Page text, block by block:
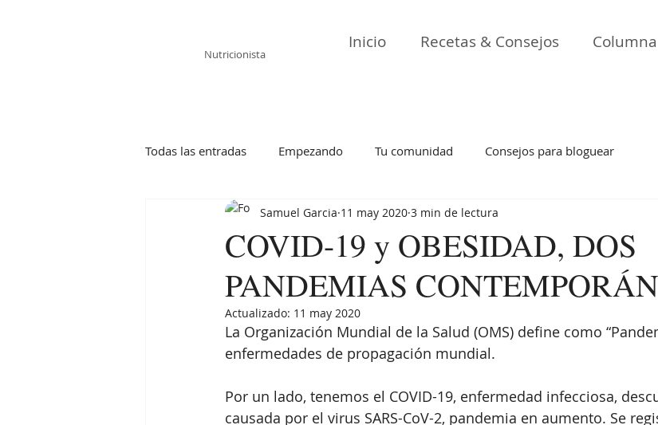
Nutricionista
Inicio Recetas & Consejos
Todas las entradas Empezando Tu comunidad Consejos para bloguear
COVID-19 y OBESIDAD, DOS
PANDEMIAS
Samuel Garcia 11 may 2020 3 min de lectura
Actualizado: 11 may 2020
La Organización Mundial de la Salud (OMS) define como
enfermedades de propagación mundial.
Por un lado, tenemos el COVID-19, enfermedad infecciosa,
causada por el virus SARS-CoV-2, pandemia en aumento. Se